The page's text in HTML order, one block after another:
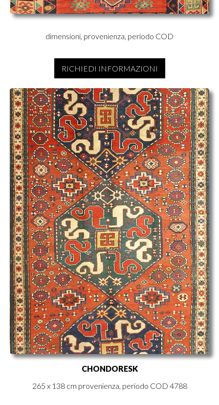
dimensioni, provenienza, periodo COD
RICHIEDI INFORMAZIONI
CHONDORESK
265 x 138 cm provenienza, periodo COD 4788